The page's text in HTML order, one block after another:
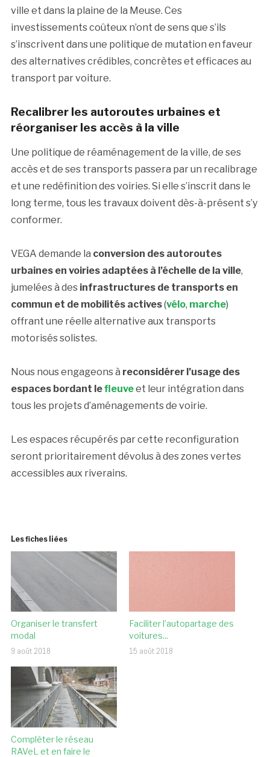
ville et dans la plaine de la Meuse. Ces
investissements coûteux n’ont de sens que s’ils
s’inscrivent dans une politique de mutation en faveur
des alternatives crédibles, concrètes et efficaces au
transport par voiture.
Recalibrer les autoroutes urbaines et
réorganiser les accès à la ville
Une politique de réaménagement de la ville, de ses
accès et de ses transports passera par un recalibrage
et une redéfinition des voiries. Si elle s’inscrit dans le
long terme, tous les travaux doivent dès-à-présent s’y
conformer.
VEGA demande la conversion des autoroutes
urbaines en voiries adaptées à l’échelle de la ville,
jumelées à des infrastructures de transports en
commun et de mobilités actives(vélo, marche)
offrant une réelle alternative aux transports
motorisés solistes.
Nous nous engageons à reconsidérer l’usage des
espaces bordant lefleuveet leur intégration dans
tous les projets d’aménagements de voirie.
Les espaces récupérés par cette reconfiguration
seront prioritairement dévolus à des zones vertes
accessibles aux riverains.
Les fiches liées
Organiser le transfert
modal
9 août 2018
Faciliter l’autopartage des
voitures...
15 août 2018
Compléter le réseau
RAVeL et en faire le